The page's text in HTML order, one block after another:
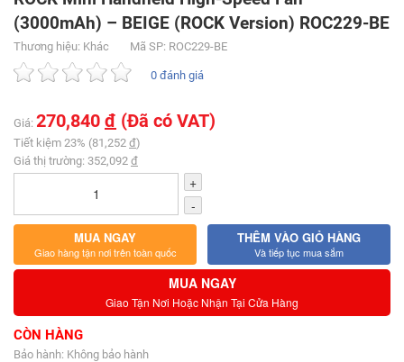
(3000mAh) – BEIGE (ROCK Version) ROC229-BE
Thương hiệu: Khác Mã SP: ROC229-BE
0 đánh giá
Giá: 270,840 đ (Đã có VAT)
Tiết kiệm 23% (81,252 đ)
Giá thị trường: 352,092 đ
+
-
MUA NGAY
Giao hàng tận nơi trên toàn quốc
THÊM VÀO GIỎ HÀNG
Và tiếp tục mua sắm
MUA NGAY
Giao Tận Nơi Hoặc Nhận Tại Cửa Hàng
CÒN HÀNG
Bảo hành: Không bảo hành